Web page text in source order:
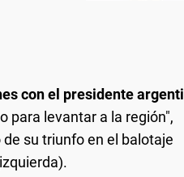
con el presidente
para levantar a la región",
su triunfo en el balotaje